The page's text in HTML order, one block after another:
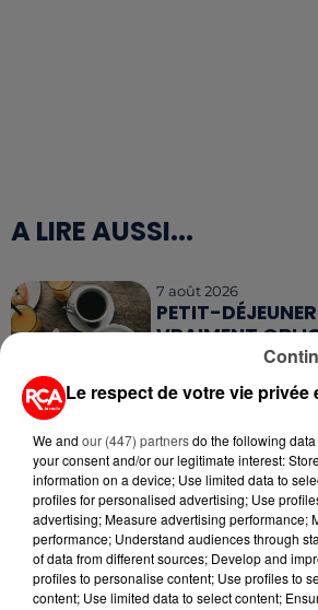
A LIRE AUSSI...
7 août 2026
PETIT-
VRAIMENT
MANGER LE
ROUTES : LE
PRÉPARE À UN...
6 août 2026
MÉGOTS ET
INDUSTRIELS
TAXÉS...
Le respect de votre vie
We and our (447) partnersdo the following
your consent and/or our legitimate interest:
information on a device; Use limited data to
profiles for personalised advertising; Use
advertising; Measure advertising performance;
performance; Understand audiences through
of data from different sources; Develop and
profiles to personalise content; Use profiles to
content; Use limited data to select content;